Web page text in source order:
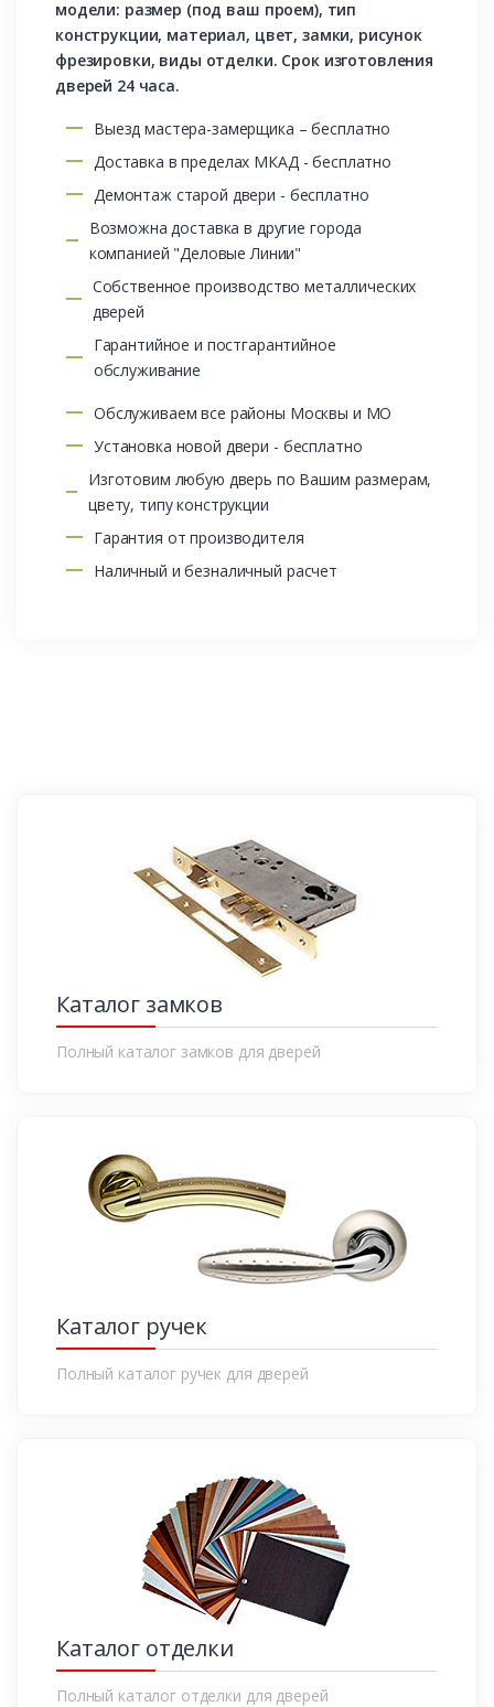
модели: размер (под ваш проем), тип
конструкции, материал, цвет, замки, рисунок
фрезировки, виды отделки. Срок изготовления
дверей 24 часа.
Выезд мастера-замерщика – бесплатно
Доставка в пределах МКАД - бесплатно
Демонтаж старой двери - бесплатно
Возможна доставка в другие города
компанией "Деловые Линии"
Собственное производство металлических
дверей
Гарантийное и постгарантийное
обслуживание
Обслуживаем все районы Москвы и МО
Установка новой двери - бесплатно
Изготовим любую дверь по Вашим размерам,
цвету, типу конструкции
Гарантия от производителя
Наличный и безналичный расчет
Каталог замков
Полный каталог замков для дверей
Каталог ручек
Полный каталог ручек для дверей
Каталог отделки
Полный каталог отделки для дверей